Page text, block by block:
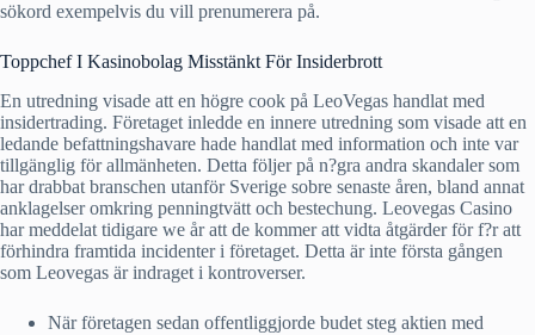
sökord exempelvis du vill prenumerera på.
Toppchef I Kasinobolag Misstänkt För Insiderbrott
En utredning visade att en högre cook på LeoVegas handlat med
insidertrading. Företaget inledde en innere utredning som visade att en
ledande befattningshavare hade handlat med information och inte var
tillgänglig för allmänheten. Detta följer på n?gra andra skandaler som
har drabbat branschen utanför Sverige sobre senaste åren, bland annat
anklagelser omkring penningtvätt och bestechung. Leovegas Casino
har meddelat tidigare we år att de kommer att vidta åtgärder för f?r att
förhindra framtida incidenter i företaget. Detta är inte första gången
som Leovegas är indraget i kontroverser.
När företagen sedan offentliggjorde budet steg aktien med